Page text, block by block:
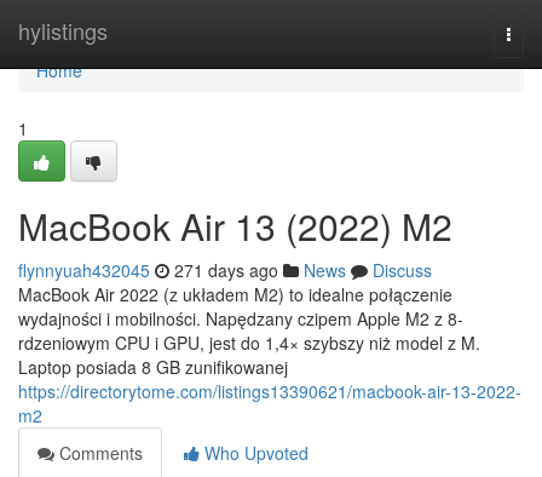
hylistings
Home
Home
1
MacBook Air 13 (2022) M2
flynnyuah432045 271 days ago News
Discuss
MacBook Air 2022 (z układem M2) to idealne połączenie
wydajności i mobilności. Napędzany czipem Apple M2 z 8-
rdzeniowym CPU i GPU, jest do 1,4× szybszy niż model z M.
Laptop posiada 8 GB zunifikowanej
https://directorytome.com/listings13390621/macbook-air-13-2022-
m2
Comments
Who Upvoted